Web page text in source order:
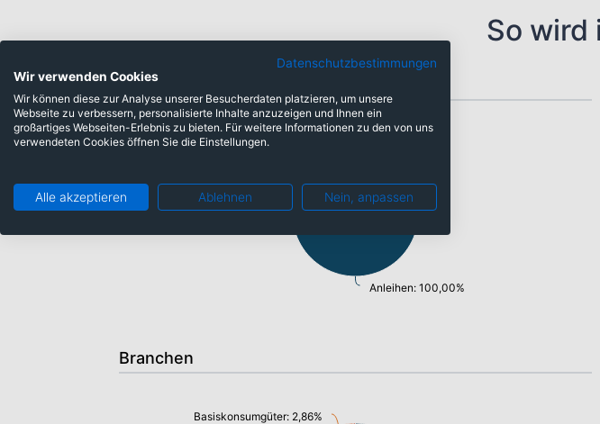
So wird
Anlageklassen
Anleihen: 100,00%
Branchen
Basiskonsumgüter: 2,86%
Datenschutzbestimmungen
Wir verwenden Cookies
Wir können diese zur Analyse unserer Besucherdaten platzieren, um unsere
Webseite zu verbessern, personalisierte Inhalte anzuzeigen und Ihnen ein
großartiges Webseiten-Erlebnis zu bieten. Für weitere Informationen zu den von uns
verwendeten Cookies öffnen Sie die Einstellungen.
Alle akzeptieren Ablehnen Nein, anpassen